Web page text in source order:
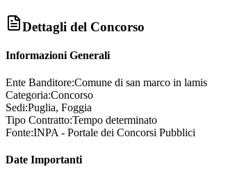
Dettagli del Concorso
Informazioni Generali
Ente Banditore:Comune di san marco in lamis
Categoria:Concorso
Sedi:Puglia, Foggia
Tipo Contratto:Tempo determinato
Fonte:INPA - Portale dei Concorsi Pubblici
Date Importanti